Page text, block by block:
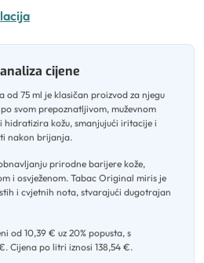
cijene
od 75 ml je klasičan proizvod za njegu
svom prepoznatljivom, muževnom
hidratizira kožu, smanjujući iritacije i
nakon brijanja.
prirodne barijere kože,
i osvježenom. Tabac Original miris je
i cvjetnih nota, stvarajući dugotrajan
od 10,39 € uz 20% popusta, s
. Cijena po litri iznosi 138,54 €.